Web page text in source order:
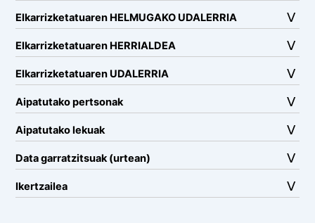
Elkarrizketatuaren HELMUGAKO UDALERRIA
Elkarrizketatuaren HERRIALDEA
Elkarrizketatuaren UDALERRIA
Aipatutako pertsonak
Aipatutako lekuak
Data garratzitsuak (urtean)
Ikertzailea